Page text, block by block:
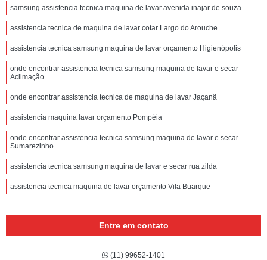
samsung assistencia tecnica maquina de lavar avenida inajar de souza
assistencia tecnica de maquina de lavar cotar Largo do Arouche
assistencia tecnica samsung maquina de lavar orçamento Higienópolis
onde encontrar assistencia tecnica samsung maquina de lavar e secar
Aclimação
onde encontrar assistencia tecnica de maquina de lavar Jaçanã
assistencia maquina lavar orçamento Pompéia
onde encontrar assistencia tecnica samsung maquina de lavar e secar
Sumarezinho
assistencia tecnica samsung maquina de lavar e secar rua zilda
assistencia tecnica maquina de lavar orçamento Vila Buarque
Entre em contato
(11) 99652-1401